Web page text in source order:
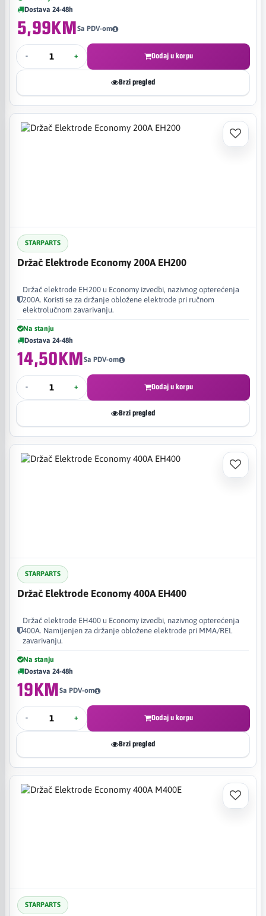
Dostava 24-48h
5,99KMSa PDV-om
- + Dodaj u korpu
Brzi pregled
STARPARTS
Držač Elektrode Economy 200A EH200
Držač elektrode EH200 u Economy izvedbi, nazivnog opterećenja
200A. Koristi se za držanje obložene elektrode pri ručnom
elektrolučnom zavarivanju.
Na stanju
Dostava 24-48h
14,50KMSa PDV-om
- + Dodaj u korpu
Brzi pregled
STARPARTS
Držač Elektrode Economy 400A EH400
Držač elektrode EH400 u Economy izvedbi, nazivnog opterećenja
400A. Namijenjen za držanje obložene elektrode pri MMA/REL
zavarivanju.
Na stanju
Dostava 24-48h
19KMSa PDV-om
- + Dodaj u korpu
Brzi pregled
STARPARTS